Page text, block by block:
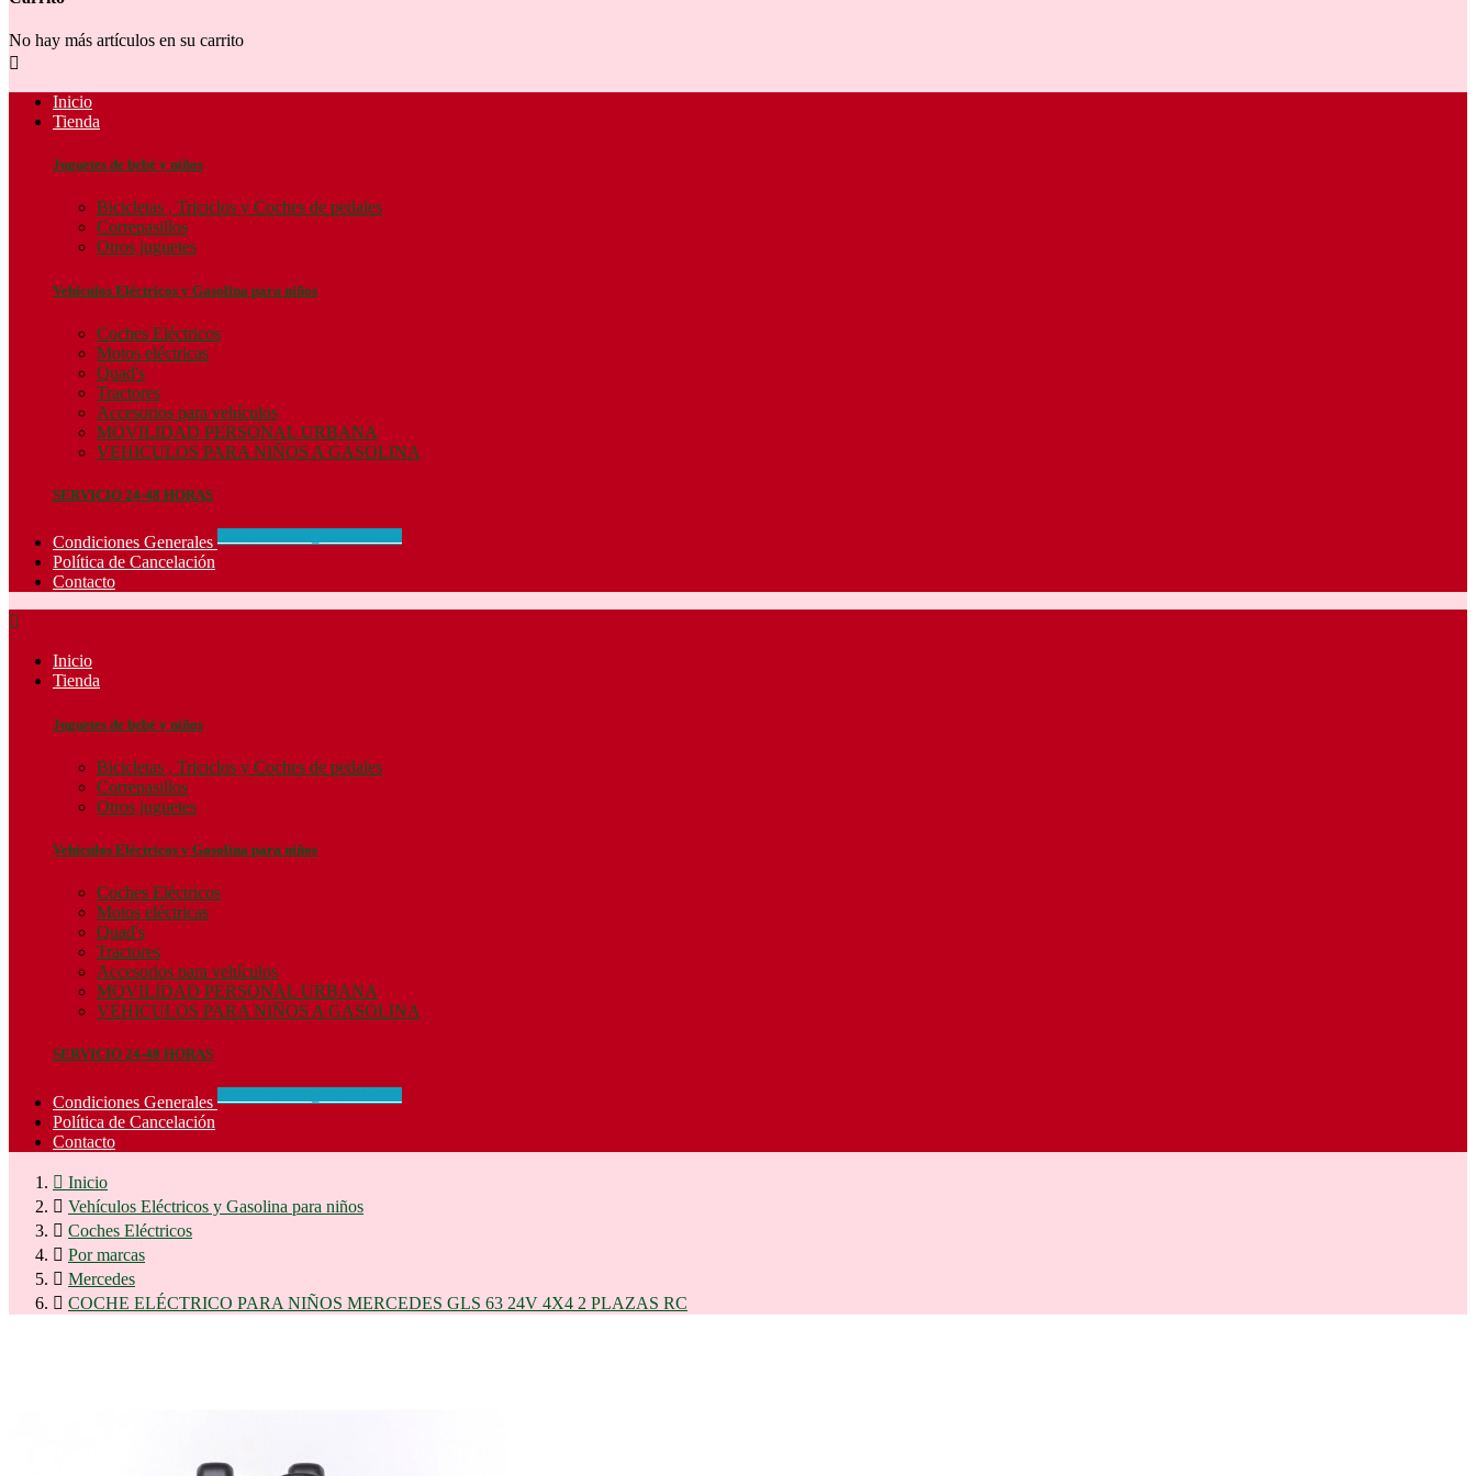
No hay más artículos en su carrito

Inicio
Tienda
Juguetes de bebé y niños
Bicicletas , Triciclos y Coches de pedales
Correpasillos
Otros juguetes
Vehículos Eléctricos y Gasolina para niños
Coches Eléctricos
Motos eléctricas
Quad's
Tractores
Accesorios para vehículos
MOVILIDAD PERSONAL URBANA
VEHICULOS PARA NIÑOS A GASOLINA
SERVICIO 24-48 HORAS
Condiciones Generales
Política de Cancelación
Contacto

Inicio
Tienda
Juguetes de bebé y niños
Bicicletas , Triciclos y Coches de pedales
Correpasillos
Otros juguetes
Vehículos Eléctricos y Gasolina para niños
Coches Eléctricos
Motos eléctricas
Quad's
Tractores
Accesorios para vehículos
MOVILIDAD PERSONAL URBANA
VEHICULOS PARA NIÑOS A GASOLINA
SERVICIO 24-48 HORAS
Condiciones Generales
Política de Cancelación
Contacto
 Inicio
 Vehículos Eléctricos y Gasolina para niños
 Coches Eléctricos
 Por marcas
 Mercedes
 COCHE ELÉCTRICO PARA NIÑOS MERCEDES GLS 63 24V 4X4 2 PLAZAS RC